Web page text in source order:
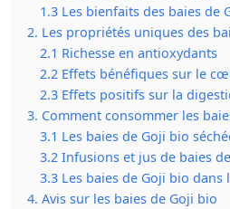
1.3 Les bienfaits des baies de
2. Les propriétés uniques des
2.1 Richesse en antioxydants
2.2 Effets bénéfiques sur le
2.3 Effets positifs sur la
3. Comment consommer les
3.1 Les baies de Goji bio
3.2 Infusions et jus de baies
3.3 Les baies de Goji bio dans
4. Avis sur les baies de Goji bio